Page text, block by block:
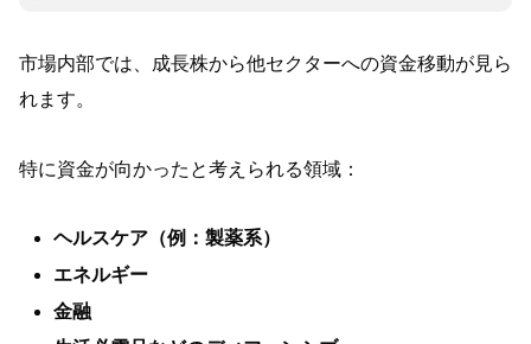
市場内部では、成長株から他セクターへの資金移動が見ら
れます。
特に資金が向かったと考えられる領域：
ヘルスケア（例：製薬系）
エネルギー
金融